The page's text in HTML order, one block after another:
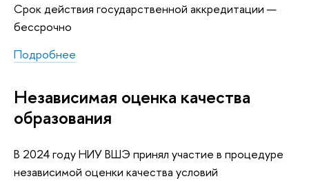
Срок действия государственной аккредитации —
бессрочно
Подробнее
Независимая оценка качества
образования
В 2024 году НИУ ВШЭ принял участие в процедуре
независимой оценки качества условий